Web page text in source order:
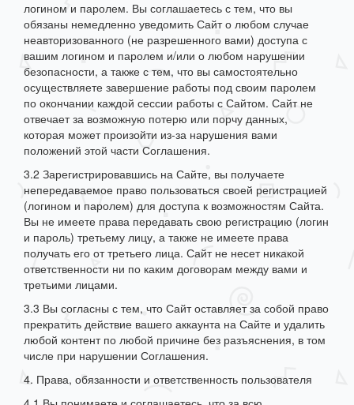
логином и паролем. Вы соглашаетесь с тем, что вы
обязаны немедленно уведомить Сайт о любом случае
неавторизованного (не разрешенного вами) доступа с
вашим логином и паролем и/или о любом нарушении
безопасности, а также с тем, что вы самостоятельно
осуществляете завершение работы под своим паролем
по окончании каждой сессии работы с Сайтом. Сайт не
отвечает за возможную потерю или порчу данных,
которая может произойти из-за нарушения вами
положений этой части Соглашения.
3.2 Зарегистрировавшись на Сайте, вы получаете
непередаваемое право пользоваться своей регистрацией
(логином и паролем) для доступа к возможностям Сайта.
Вы не имеете права передавать свою регистрацию (логин
и пароль) третьему лицу, а также не имеете права
получать его от третьего лица. Сайт не несет никакой
ответственности ни по каким договорам между вами и
третьими лицами.
3.3 Вы согласны с тем, что Сайт оставляет за собой право
прекратить действие вашего аккаунта на Сайте и удалить
любой контент по любой причине без разъяснения, в том
числе при нарушении Соглашения.
4. Права, обязанности и ответственность пользователя